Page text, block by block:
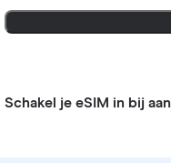
Schakel je eSIM in bij